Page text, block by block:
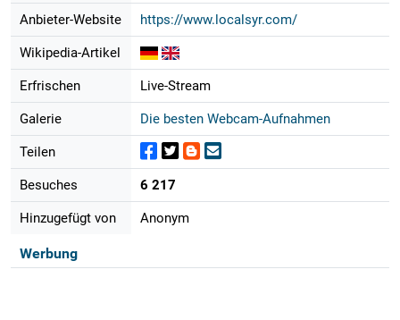
Anbieter-Website https://www.localsyr.com/
Wikipedia-Artikel
Erfrischen Live-Stream
Galerie Die besten Webcam-Aufnahmen
Teilen
Besuches 6 217
Hinzugefügt von Anonym
Werbung